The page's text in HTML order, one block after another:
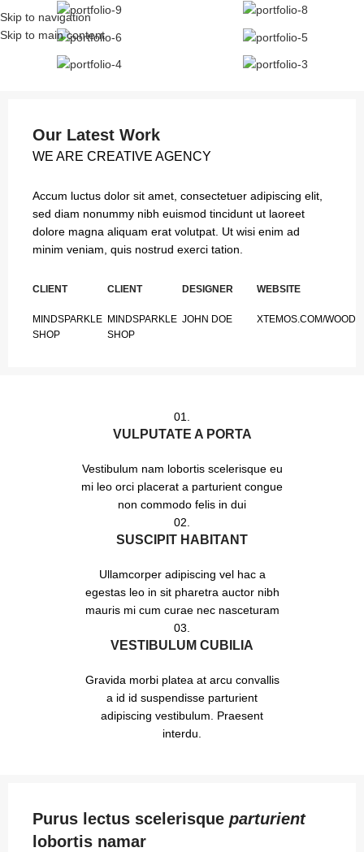
Skip to navigation
Skip to main content
Our Latest Work
WE ARE CREATIVE AGENCY
Accum luctus dolor sit amet, consectetuer adipiscing elit,
sed diam nonummy nibh euismod tincidunt ut laoreet
dolore magna aliquam erat volutpat. Ut wisi enim ad
minim veniam, quis nostrud exerci tation.
CLIENT
MINDSPARKLE
SHOP
CLIENT
MINDSPARKLE
SHOP
DESIGNER
JOHN DOE
WEBSITE
XTEMOS.COM/WOOD
01.
VULPUTATE A PORTA
Vestibulum nam lobortis scelerisque eu
mi leo orci placerat a parturient congue
non commodo felis in dui
02.
SUSCIPIT HABITANT
Ullamcorper adipiscing vel hac a
egestas leo in sit pharetra auctor nibh
mauris mi cum curae nec nasceturam
03.
VESTIBULUM CUBILIA
Gravida morbi platea at arcu convallis
a id id suspendisse parturient
adipiscing vestibulum. Praesent
interdu.
Purus lectus scelerisque parturient
lobortis namar